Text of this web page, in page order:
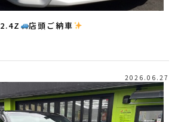
2.4Z
店頭ご納車
2026.06.27